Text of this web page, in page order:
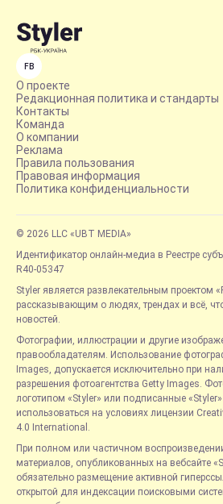
FB
О проекте
Редакционная политика и стандарты
Контакты
Команда
О компании
Реклама
Правила пользования
Правовая информация
Политика конфиденциальности
© 2026 LLC «UBT MEDIA»
Идентификатор онлайн-медиа в Реестре
R40-05347
Styler является развлекательным проектом
рассказывающим о людях, трендах и всё,
новостей.
Фотографии, иллюстрации и другие
правообладателям. Использование
Images, допускается исключительно при
разрешения фотоагентства Getty Images.
логотипом «Styler» или подписанные
использоваться на условиях лицензии
4.0 International.
При полном или частичном
материалов, опубликованных на вебсайте
обязательно размещение активной
открытой для индексации поисковыми